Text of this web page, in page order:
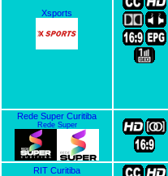
Xsports
Rede Super Curitiba
Rede Super
RIT Curitiba